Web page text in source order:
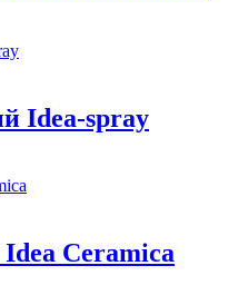
Idea-spray
Ceramica